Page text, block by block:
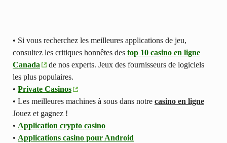
• Si vous recherchez les meilleures applications de jeu,
consultez les critiques honnêtes des top 10 casino en ligne
Canada
de nos experts. Jeux des fournisseurs de logiciels
les plus populaires.
• Private Casinos
• Les meilleures machines à sous dans notre casino en ligne
Jouez et gagnez !
• Application crypto casino
• Applications casino pour Android